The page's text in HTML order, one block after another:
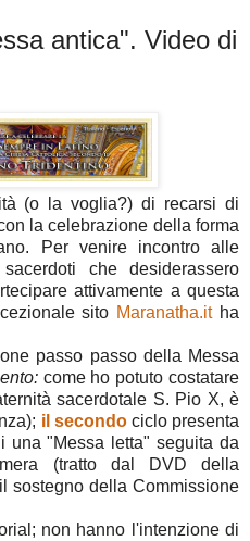
antica". Video di
(o la voglia?) di recarsi di
la celebrazione della forma
Per venire incontro alle
che desiderassero
attivamente a questa
sito Maranatha.itha
passo passo della Messa
come ho potuto costatare
sacerdotale S. Pio X, è
il secondociclo presenta
una "Messa letta" seguita da
(tratto dal DVD della
sostegno della Commissione
non hanno l'intenzione di